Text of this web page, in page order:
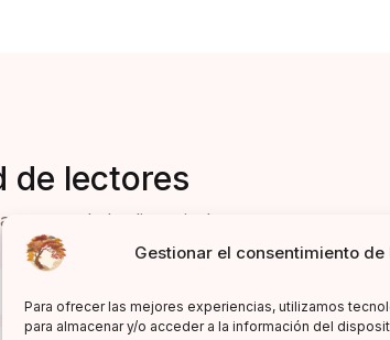
Gestionar el consentimiento de
Para ofrecer las mejores experiencias, utilizamos
para almacenar y/o acceder a la información del
de lectores
y novedades literarias!